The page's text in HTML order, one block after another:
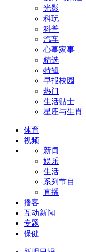
光影
科玩
科普
汽车
心事家事
精选
特辑
早报校园
热门
生活贴士
星座与生肖
体育
视频
新闻
娱乐
生活
系列节目
直播
播客
互动新闻
专题
保健